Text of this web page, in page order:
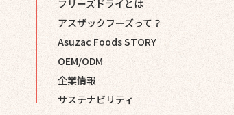
フリーズドライとは
アスザックフーズって？
Asuzac Foods STORY
OEM/ODM
企業情報
サステナビリティ